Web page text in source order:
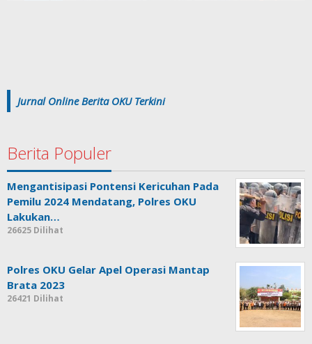
Jurnal Online Berita OKU Terkini
Berita Populer
Mengantisipasi Pontensi Kericuhan Pada
Pemilu 2024 Mendatang, Polres OKU
Lakukan…
26625 Dilihat
Polres OKU Gelar Apel Operasi Mantap
Brata 2023
26421 Dilihat